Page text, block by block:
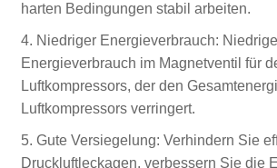
harten Bedingungen stabil arbeiten.
4. Niedriger Energieverbrauch:
Energieverbrauch im Magnetventil für
Luftkompressors, der den
Luftkompressors verringert.
5. Gute Versiegelung: Verhindern Sie
Druckluftleckagen, verbessern Sie die